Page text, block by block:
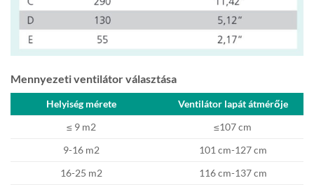
Mennyezeti ventilátor választása
Helyiség mérete
Ventilátor lapát átmérője
≤ 9 m2
≤107 cm
9-16 m2
101 cm-127 cm
16-25 m2
116 cm-137 cm